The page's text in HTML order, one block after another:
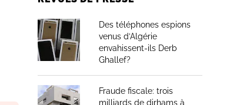
Des téléphones espions
venus d’Algérie
envahissent-ils Derb
Ghallef?
Fraude fiscale: trois
milliards de dirhams à